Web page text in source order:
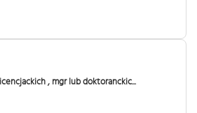
, mgr lub doktoranckic...